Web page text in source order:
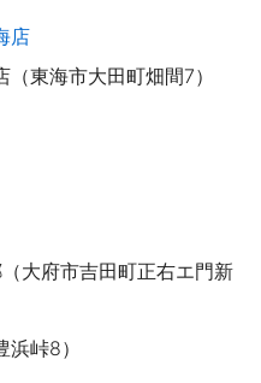
店
東海市大田町畑間7）
大府市吉田町正右エ門新
浜峠8）